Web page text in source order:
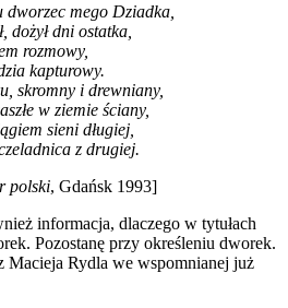
dworzec mego Dziadka,
dożył dni ostatka,
rozmowy,
kapturowy.
skromny i drewniany,
w ziemie ściany,
sieni długiej,
z drugiej.
polski, Gdańsk 1993]
informacja, dlaczego w tytułach
Pozostanę przy określeniu dworek.
Macieja Rydla we wspomnianej już